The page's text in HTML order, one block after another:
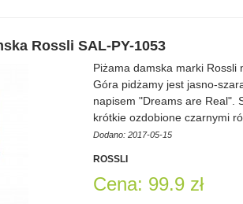
Rossli SAL-PY-1053
Piżama damska marki Rossli
Góra pidżamy jest jasno-
napisem "Dreams are Real".
krótkie ozdobione czarnymi
Dodano: 2017-05-15
ROSSLI
Cena: 99.9 zł